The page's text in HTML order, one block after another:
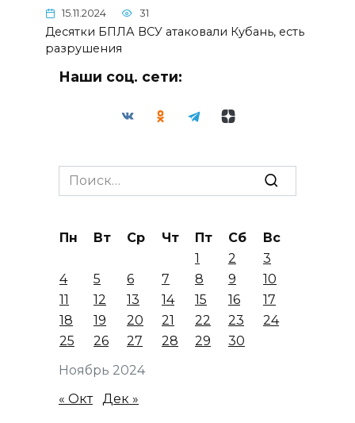
15.11.2024 31
Десятки БПЛА ВСУ атаковали Кубань, есть
разрушения
Наши соц. сети:
Search
for:
Ноябрь 2024
Пн Вт Ср Чт Пт Сб
Вс
1
2
3
4
5 6 7 8 9
10
11
12 13 14 15 16
17
18
19 20 21 22 23
24
25
26 27 28 29 30
« Окт Дек »